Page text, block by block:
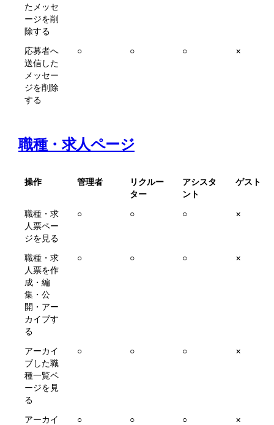
たメッセ
ージを削
除する
応募者へ
送信した
メッセー
ジを削除
する
○ ○ ○ ×
職種・求人ページ
操作 管理者
リクルー
ター
アシスタ
ント
ゲスト
職種・求
人票ペー
ジを見る
○ ○ ○ ×
職種・求
人票を作
成・編
集・公
開・アー
カイブす
る
○ ○ ○ ×
アーカイ
ブした職
種一覧ペ
ージを見
る
○ ○ ○ ×
アーカイ
○ ○ ○ ×